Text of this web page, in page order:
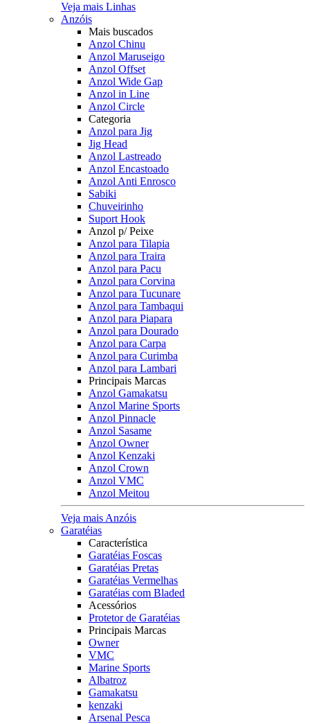
Veja mais Linhas
Anzóis
Mais buscados
Anzol Chinu
Anzol Maruseigo
Anzol Offset
Anzol Wide Gap
Anzol in Line
Anzol Circle
Categoria
Anzol para Jig
Jig Head
Anzol Lastreado
Anzol Encastoado
Anzol Anti Enrosco
Sabiki
Chuveirinho
Suport Hook
Anzol p/ Peixe
Anzol para Tilapia
Anzol para Traira
Anzol para Pacu
Anzol para Corvina
Anzol para Tucunare
Anzol para Tambaqui
Anzol para Piapara
Anzol para Dourado
Anzol para Carpa
Anzol para Curimba
Anzol para Lambari
Principais Marcas
Anzol Gamakatsu
Anzol Marine Sports
Anzol Pinnacle
Anzol Sasame
Anzol Owner
Anzol Kenzaki
Anzol Crown
Anzol VMC
Anzol Meitou
Veja mais Anzóis
Garatéias
Característica
Garatéias Foscas
Garatéias Pretas
Garatéias Vermelhas
Garatéias com Bladed
Acessórios
Protetor de Garatéias
Principais Marcas
Owner
VMC
Marine Sports
Albatroz
Gamakatsu
kenzaki
Arsenal Pesca